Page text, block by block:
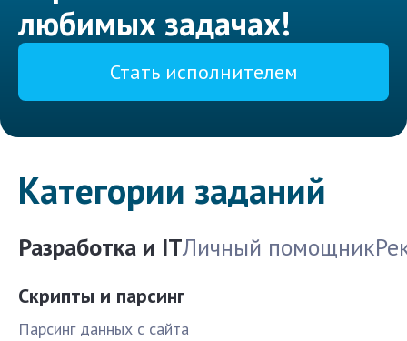
любимых задачах!
Стать исполнителем
Категории заданий
Разработка и ITЛичный помощник
Скрипты и парсинг
Парсинг данных с сайта